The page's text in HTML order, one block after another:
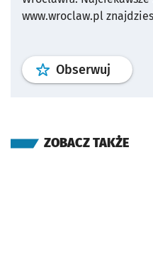
www.wroclaw.pl
Obserwuj profil
ZOBACZ TAKŻE